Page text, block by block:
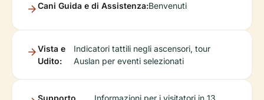
Cani Guida e di Assistenza:Benvenuti
Vista e
Udito:
Indicatori tattili negli ascensori, tour
Auslan per eventi selezionati
Supporto
Informazioni per i visitatori in 13